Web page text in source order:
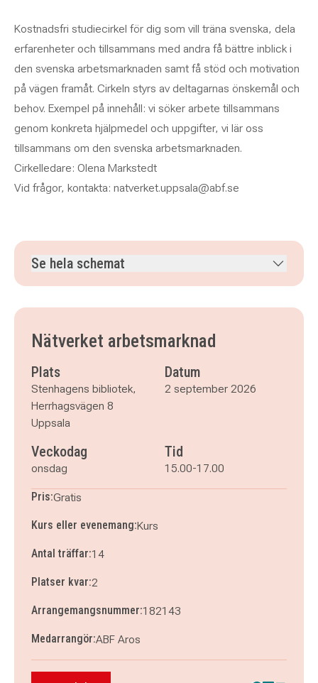
Kostnadsfri studiecirkel för dig som vill träna svenska, dela
erfarenheter och tillsammans med andra få bättre inblick i
den svenska arbetsmarknaden samt få stöd och motivation
på vägen framåt. Cirkeln styrs av deltagarnas önskemål och
behov. Exempel på innehåll: vi söker arbete tillsammans
genom konkreta hjälpmedel och uppgifter, vi lär oss
tillsammans om den svenska arbetsmarknaden.
Cirkelledare: Olena Markstedt
Vid frågor, kontakta: natverket.uppsala@abf.se
Se hela schemat
onsdag 16 september 2026
klockan 15.00–17.00
onsdag 23 september 2026klockan 15.00–17.00
onsdag 30 september 2026
klockan 15.00–17.00
onsdag 7 oktober 2026
klockan 15.00–17.00
onsdag 14 oktober 2026
klockan 15.00–17.00
onsdag 21 oktober 2026
onsdag 28 oktober 2026
Nätverket arbetsmarknad
Plats
Stenhagens bibliotek,
Herrhagsvägen 8
Uppsala
Datum
2 september 2026
Veckodag
onsdag
Tid
15.00-17.00
Pris:Gratis
Kurs eller evenemang:Kurs
Antal träffar:14
Platser kvar:2
Arrangemangsnummer:182143
Medarrangör:ABF Aros